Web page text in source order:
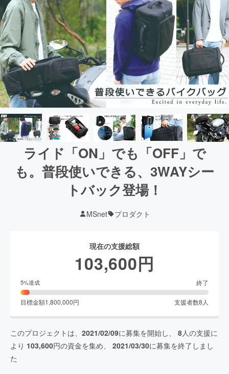
ライド「ON」でも「OFF」で
も。普段使いできる、3WAYシー
トバック登場！
MSnet プロダクト
現在の支援総額
103,600円
5%達成 終了
目標金額1,800,000円 支援者数8 人
このプロジェクトは、 2021/02/09に募集を開始し、 8人の支援に
より 103,600円の資金を集め、 2021/03/30に募集を終了しまし
た